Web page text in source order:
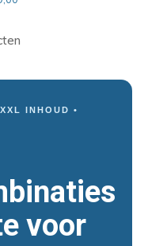
INHOUD •
voor